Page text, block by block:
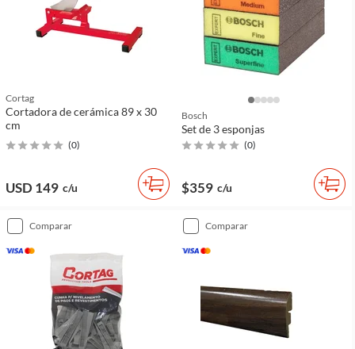
Cortag
Cortadora de cerámica 89 x 30
cm
(0)
USD 149 c/u
Bosch
Set de 3 esponjas
(0)
$359 c/u
comparar comparar